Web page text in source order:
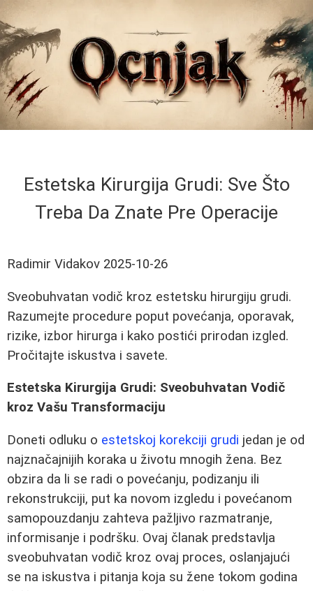
Estetska Kirurgija Grudi: Sve Što
Treba Da Znate Pre Operacije
Radimir Vidakov 2025-10-26
Sveobuhvatan vodič kroz estetsku hirurgiju grudi.
Razumejte procedure poput povećanja, oporavak,
rizike, izbor hirurga i kako postići prirodan izgled.
Pročitajte iskustva i savete.
Estetska Kirurgija Grudi: Sveobuhvatan Vodič
kroz Vašu Transformaciju
Doneti odluku o estetskoj korekciji grudi jedan je od
najznačajnijih koraka u životu mnogih žena. Bez
obzira da li se radi o povećanju, podizanju ili
rekonstrukciji, put ka novom izgledu i povećanom
samopouzdanju zahteva pažljivo razmatranje,
informisanje i podršku. Ovaj članak predstavlja
sveobuhvatan vodič kroz ovaj proces, oslanjajući
se na iskustva i pitanja koja su žene tokom godina